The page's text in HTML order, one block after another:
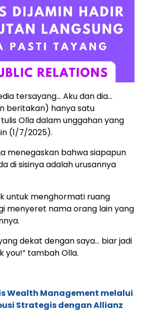
tersayang… Aku dan dia…
beritakan) hanya satu
Olla dalam unggahan yang
(1/7/2025).
menegaskan bahwa siapapun
di sisinya adalah urusannya
untuk menghormati ruang
menyeret nama orang lain yang
dekat dengan saya… biar jadi
you!” tambah Olla.
Wealth Management melalui
Strategis dengan Allianz